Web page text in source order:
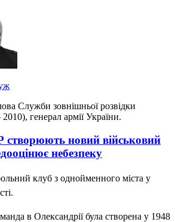
Служби зовнішньої розвідки
генерал армії України.
створюють новий військовий
небезпеку
клуб з однойменного міста у
в Олександрії була створена у 1948